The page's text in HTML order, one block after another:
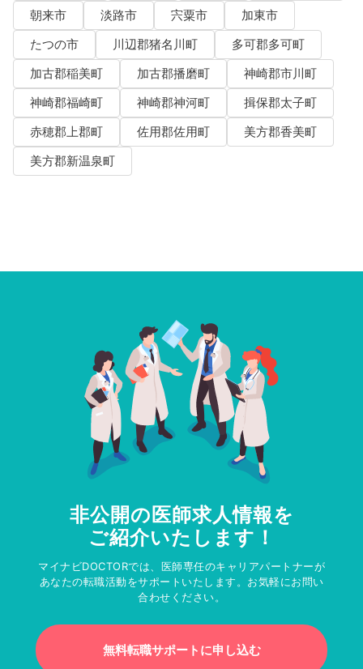
朝来市
淡路市 宍粟市
加東市
たつの市
川辺郡猪名川町
多可郡多可町
加古郡稲美町
加古郡播磨町
神崎郡市川町
神崎郡福崎町
神崎郡神河町
揖保郡太子町
赤穂郡上郡町
佐用郡佐用町
美方郡香美町
美方郡新温泉町
非公開の医師求人情報を
ご紹介いたします！
マイナビDOCTORでは、医師専任のキャリアパートナーが
あなたの転職活動をサポートいたします。お気軽にお問い
合わせください。
無料転職サポートに申し込む